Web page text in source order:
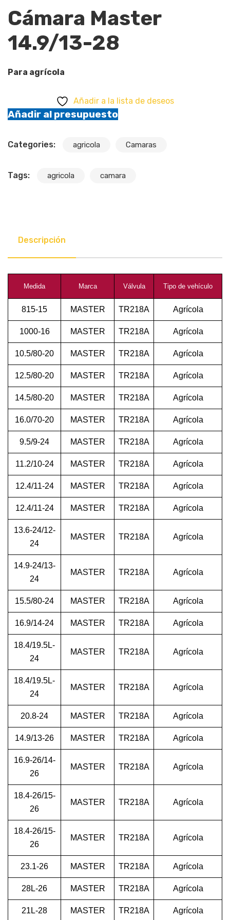
Cámara Master
14.9/13-28
Para agrícola
Añadir a la lista de deseos
Añadir al presupuesto
Categories: agricola Camaras
Tags: agricola camara
Descripción
Medida Marca Válvula Tipo de vehículo
815-15 MASTER TR218A Agrícola
1000-16 MASTER TR218A Agrícola
10.5/80-20 MASTER TR218A Agrícola
12.5/80-20 MASTER TR218A Agrícola
14.5/80-20 MASTER TR218A Agrícola
16.0/70-20 MASTER TR218A Agrícola
9.5/9-24 MASTER TR218A Agrícola
11.2/10-24 MASTER TR218A Agrícola
12.4/11-24 MASTER TR218A Agrícola
12.4/11-24 MASTER TR218A Agrícola
13.6-24/12-
24
MASTER TR218A Agrícola
14.9-24/13-
24
MASTER TR218A Agrícola
15.5/80-24 MASTER TR218A Agrícola
16.9/14-24 MASTER TR218A Agrícola
18.4/19.5L-
24
MASTER TR218A Agrícola
18.4/19.5L-
24
MASTER TR218A Agrícola
20.8-24 MASTER TR218A Agrícola
14.9/13-26 MASTER TR218A Agrícola
16.9-26/14-
26
MASTER TR218A Agrícola
18.4-26/15-
26
MASTER TR218A Agrícola
18.4-26/15-
26
MASTER TR218A Agrícola
23.1-26 MASTER TR218A Agrícola
28L-26 MASTER TR218A Agrícola
21L-28 MASTER TR218A Agrícola